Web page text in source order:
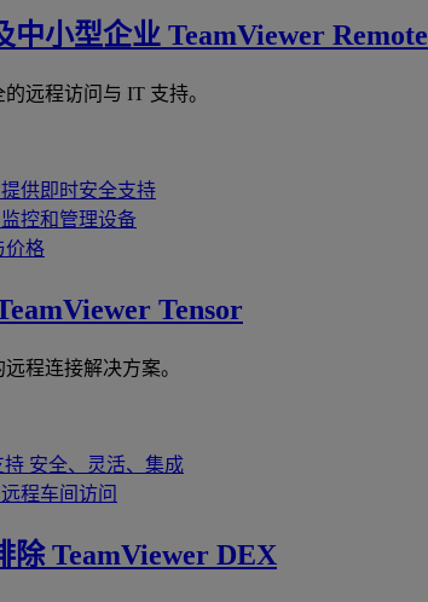
中小型企业 TeamViewer Remote
远程访问与 IT 支持。
提供即时安全支持
监控和管理设备
价格
Tensor
程连接解决方案。
持 安全、灵活、集成
远程车间访问
除 TeamViewer DEX